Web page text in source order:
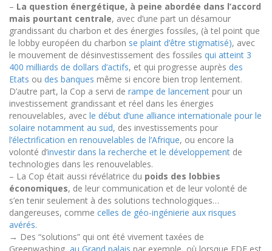
– La question énergétique, à peine abordée dans l’accord
mais pourtant centrale, avec d’une part un désamour
grandissant du charbon et des énergies fossiles, (à tel point que
le lobby européen du charbon se plaint d’être stigmatisé), avec
le mouvement de désinvestissement des fossiles qui atteint 3
400 milliards de dollars d’actifs, et qui progresse auprès des
Etats ou des banques même si encore bien trop lentement.
D’autre part, la Cop a servi de rampe de lancement pour un
investissement grandissant et réel dans les énergies
renouvelables, avec le début d’une alliance internationale pour le
solaire notamment au sud, des investissements pour
l’électrification en renouvelables de l’Afrique, ou encore la
volonté d’investir dans la recherche et le développement de
technologies dans les renouvelables.
– La Cop était aussi révélatrice du poids des lobbies
économiques, de leur communication et de leur volonté de
s’en tenir seulement à des solutions technologiques…
dangereuses, comme celles de géo-ingénierie aux risques
avérés.
→ Des “solutions” qui ont été vivement taxées de